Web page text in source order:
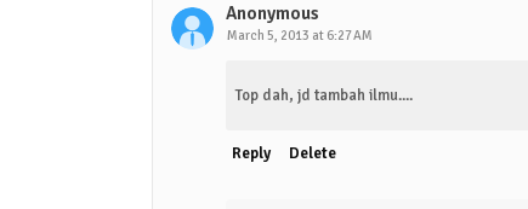
Anonymous
March 5, 2013 at 6:27 AM
Top dah, jd tambah ilmu....
Reply Delete